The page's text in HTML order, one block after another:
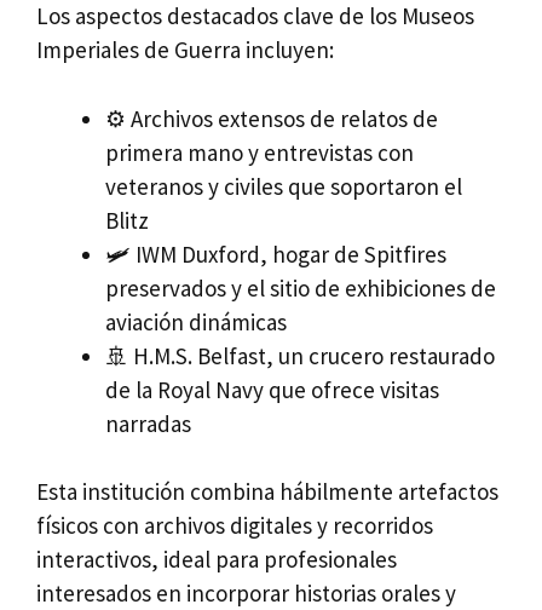
Los aspectos destacados clave de los Museos
Imperiales de Guerra incluyen:
⚙️ Archivos extensos de relatos de
primera mano y entrevistas con
veteranos y civiles que soportaron el
Blitz
🛩️ IWM Duxford, hogar de Spitfires
preservados y el sitio de exhibiciones de
aviación dinámicas
🚢 H.M.S. Belfast, un crucero restaurado
de la Royal Navy que ofrece visitas
narradas
Esta institución combina hábilmente artefactos
físicos con archivos digitales y recorridos
interactivos, ideal para profesionales
interesados en incorporar historias orales y